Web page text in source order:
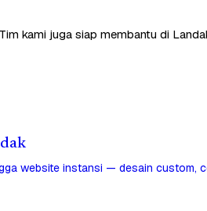
kami juga siap membantu di
website instansi — desain custom,